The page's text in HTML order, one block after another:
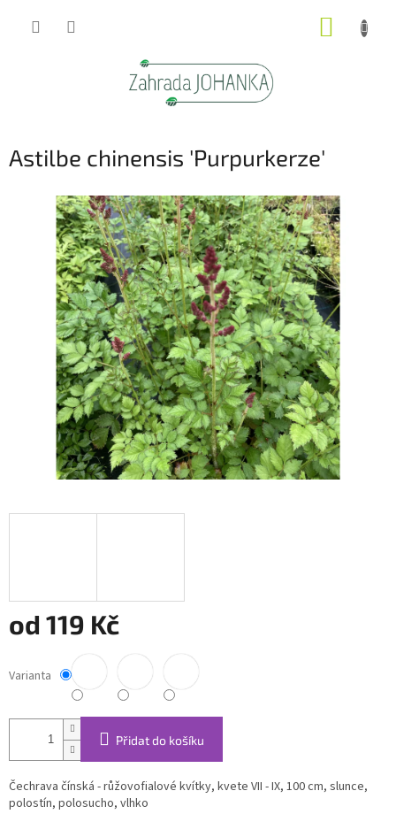
Astilbe chinensis 'Purpurkerze'
od 119 Kč
cena:
Varianta
Přidat do košíku
Čechrava čínská - růžovofialové kvítky, kvete VII - IX, 100 cm, slunce,
polostín, polosucho, vlhko